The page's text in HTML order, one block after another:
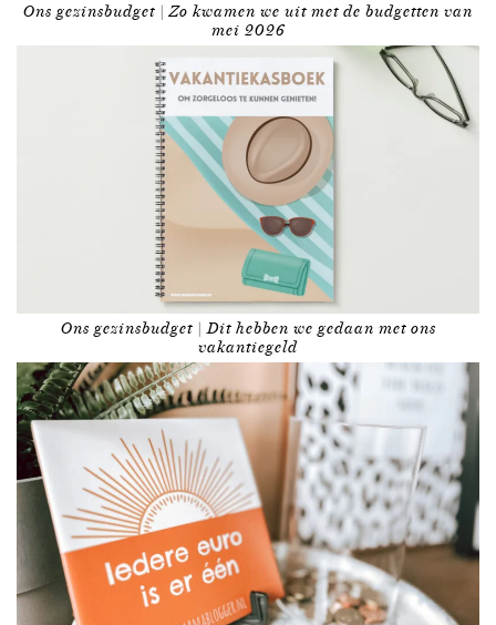
Ons gezinsbudget | Zo kwamen we uit met de budgetten van
mei 2026
Ons gezinsbudget | Dit hebben we gedaan met ons
vakantiegeld